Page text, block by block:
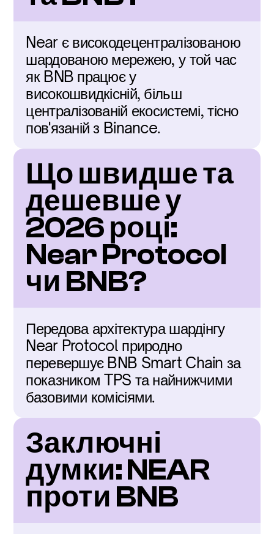
Near є високодецентралізованою
шардованою мережею, у той час
як BNB працює у
високошвидкісній, більш
централізованій екосистемі, тісно
пов'язаній з Binance.
Що швидше та
дешевше у
2026 році:
Near Protocol
чи BNB?
Передова архітектура шардінгу
Near Protocol природно
перевершує BNB Smart Chain за
показником TPS та найнижчими
базовими комісіями.
Заключні
думки: NEAR
проти BNB